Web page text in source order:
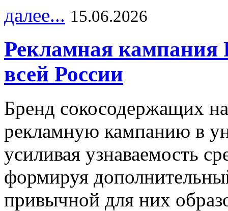
далее... 15.06.2026
Рекламная
всей России
Бренд сокосодержащих
рекламную кампанию в
усиливая узнаваемость
формируя
привычной для них